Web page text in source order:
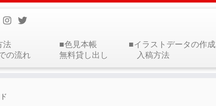
法
の流れ
■色見本帳
無料貸し出し
■イラストデータの作成
入稿方法